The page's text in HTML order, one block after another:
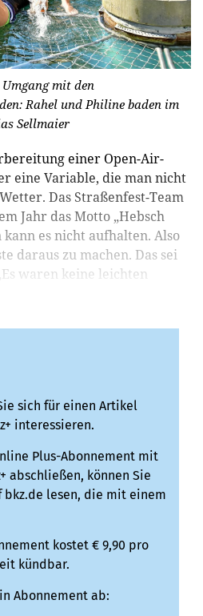
mit den
Rahel und Philine baden im
Sellmaier
einer Open-Air-
eine Variable, die man nicht
Das Straßenfest-Team
Jahr das Motto „Hebsch
kann es nicht aufhalten. Also
daraus zu machen. Das sei
waren keine leichten
sich für einen Artikel
interessieren.
Plus-Abonnement mit
abschließen, können Sie
lesen, die mit einem
kostet € 9,90 pro
kündbar.
Abonnement ab: